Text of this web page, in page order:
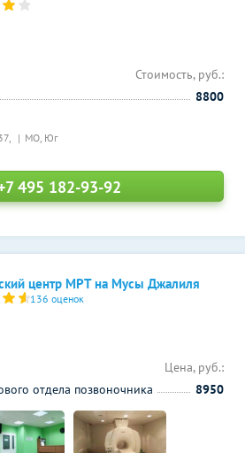
МО, Юг
Стоимость, руб.:
8800
495 182-93-92
центр МРТ на Мусы Джалиля
136 оценок
Цена, руб.:
отдела позвоночника
8950